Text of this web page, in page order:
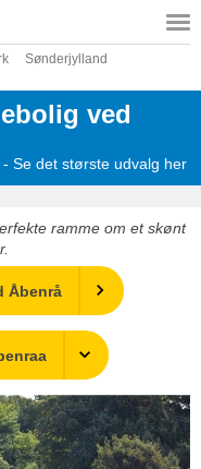
Sønderjylland
ved
Se det største udvalg her
ramme om et skønt
Åbenrå